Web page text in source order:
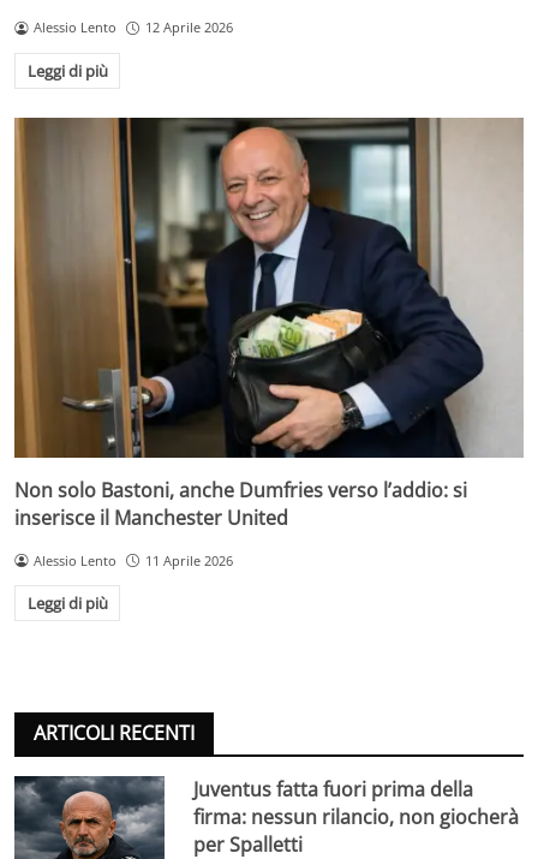
Alessio Lento 12 Aprile 2026
Leggi di più
Non solo Bastoni, anche Dumfries verso l’addio: si
inserisce il Manchester United
Alessio Lento 11 Aprile 2026
Leggi di più
ARTICOLI RECENTI
Juventus fatta fuori prima della
firma: nessun rilancio, non giocherà
per Spalletti